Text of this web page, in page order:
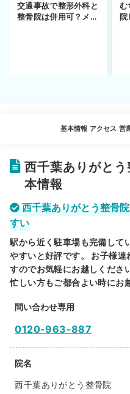
交通事故で整形外科と
整骨院は併用可？メリ
む
院
基本情報 アクセス 営
西千葉ありがと
本情報
西千葉ありがとう整骨
すい
駅から近く駐車場も完備して
やすいと好評です。 お子様
すのでお気軽にお越しくださ
忙しい方もご都合よい時にお
問い合わせ専用
0120-963-887
院名
西千葉ありがとう整骨院